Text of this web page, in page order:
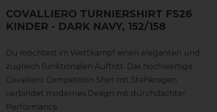
COVALLIERO TURNIERSHIRT FS26
KINDER - DARK NAVY, 152/158
Du möchtest im Wettkampf einen eleganten und
zugleich funktionalen Auftritt. Das hochwertige
Covalliero Competition Shirt mit Stehkragen
verbindet modernes Design mit durchdachter
Performance.